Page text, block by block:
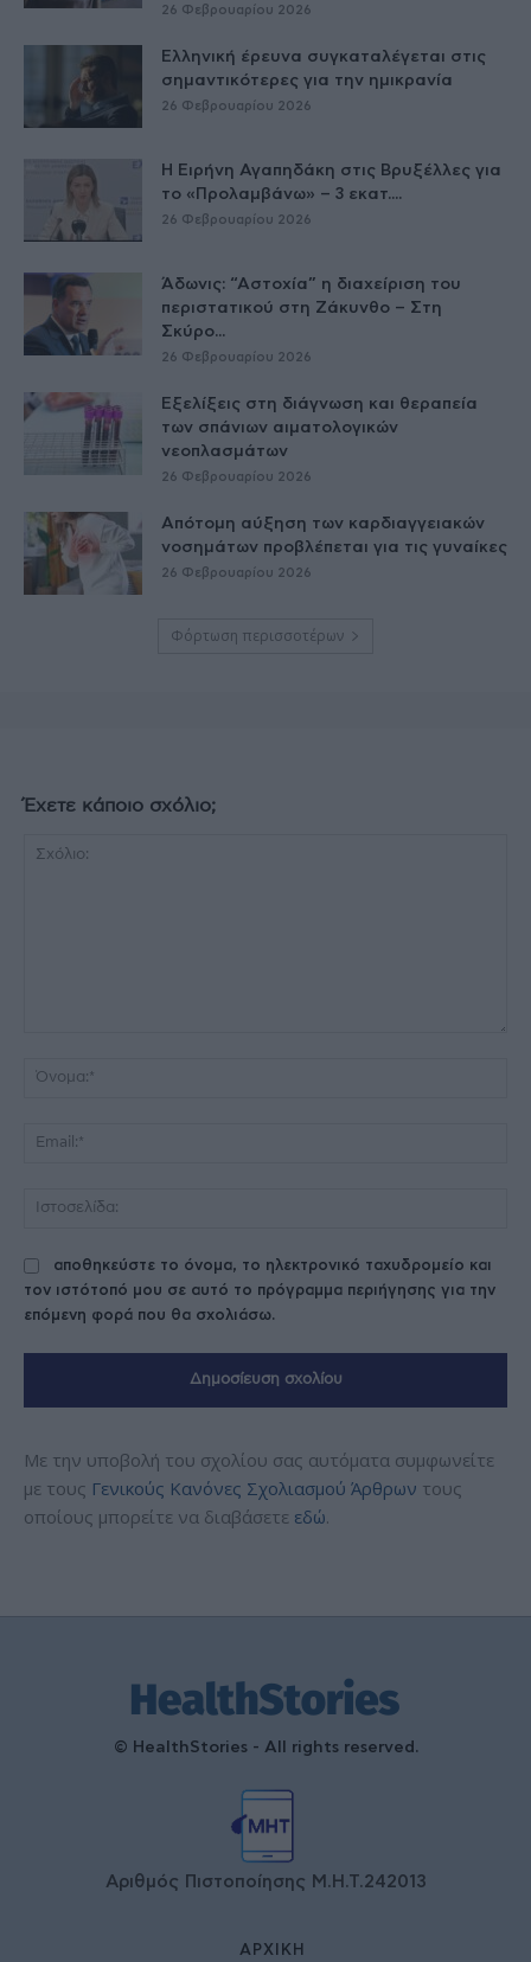
26 Φεβρουαρίου 2026
Ελληνική έρευνα συγκαταλέγεται στις
σημαντικότερες για την ημικρανία
26 Φεβρουαρίου 2026
Η Ειρήνη Αγαπηδάκη στις Βρυξέλλες για
το «Προλαμβάνω» – 3 εκατ....
26 Φεβρουαρίου 2026
Άδωνις: “Αστοχία” η διαχείριση του
περιστατικού στη Ζάκυνθο – Στη
Σκύρο...
26 Φεβρουαρίου 2026
Εξελίξεις στη διάγνωση και θεραπεία
των σπάνιων αιματολογικών
νεοπλασμάτων
26 Φεβρουαρίου 2026
Απότομη αύξηση των καρδιαγγειακών
νοσημάτων προβλέπεται για τις γυναίκες
26 Φεβρουαρίου 2026
Φόρτωση περισσοτέρων
Έχετε κάποιο σχόλιο;
αποθηκεύστε το όνομα, το ηλεκτρονικό ταχυδρομείο και
τον ιστότοπό μου σε αυτό το πρόγραμμα περιήγησης για την
επόμενη φορά που θα σχολιάσω.
Με την υποβολή του σχολίου σας αυτόματα συμφωνείτε
με τους Γενικούς Κανόνες Σχολιασμού Άρθρων τους
οποίους μπορείτε να διαβάσετε εδώ.
© HealthStories - All rights reserved.
Αριθμός Πιστοποίησης Μ.Η.Τ.242013
ΑΡΧΙΚΉ